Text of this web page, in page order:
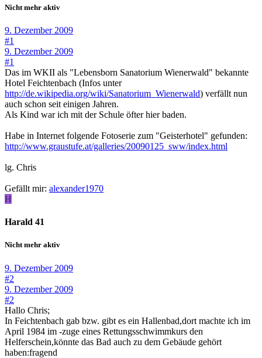
Nicht mehr aktiv
9. Dezember 2009
#1
9. Dezember 2009
#1
Das im WKII als "Lebensborn Sanatorium Wienerwald" bekannte
Hotel Feichtenbach (Infos unter
http://de.wikipedia.org/wiki/Sanatorium_Wienerwald) verfällt nun
auch schon seit einigen Jahren.
Als Kind war ich mit der Schule öfter hier baden.
Habe in Internet folgende Fotoserie zum "Geisterhotel" gefunden:
http://www.graustufe.at/galleries/20090125_sww/index.html
lg. Chris
Gefällt mir: alexander1970
H
Harald 41
Nicht mehr aktiv
9. Dezember 2009
#2
9. Dezember 2009
#2
Hallo Chris;
In Feichtenbach gab bzw. gibt es ein Hallenbad,dort machte ich im
April 1984 im -zuge eines Rettungsschwimmkurs den
Helferschein,könnte das Bad auch zu dem Gebäude gehört
haben:fragend